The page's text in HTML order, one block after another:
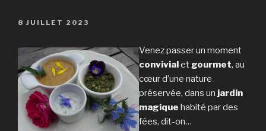
PUBLIÉ
8 JUILLET 2023
Venez passer un moment
convivialetgourmet, au
cœur d’une nature
préservée, dans unjardin
magique habité par des
fées, dit-on…